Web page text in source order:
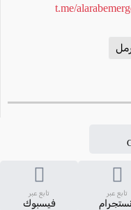
t.me/
تابع عبر تابع عبر
فيسبوك